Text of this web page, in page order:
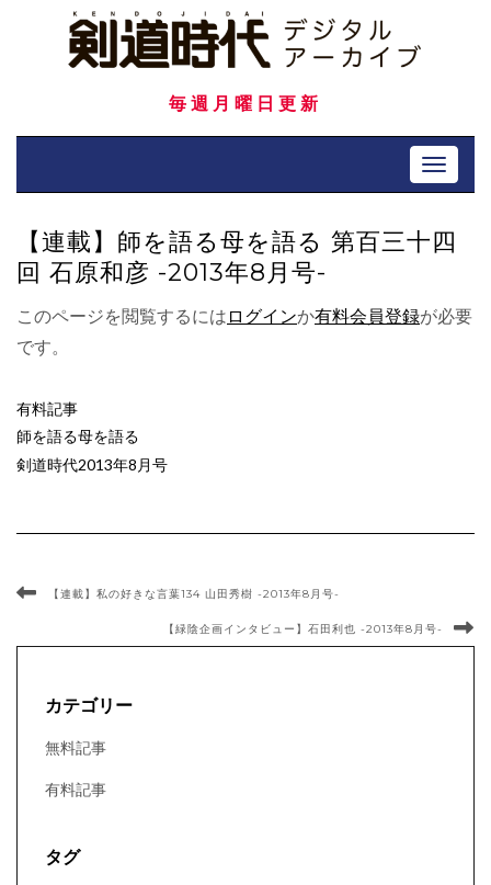
毎週月曜日更新
Toggle
【連載】師を語る母を語る 第百三十四
回 石原和彦 -2013年8月号-
このページを閲覧するには ログインか有料会員登録が必要
です。
有料記事
師を語る母を語る
剣道時代2013年8月号
【連載】私の好きな言葉134 山田秀樹 -2013年8月号-
【緑陰企画インタビュー】石田利也 -2013年8月号-
カテゴリー
無料記事
有料記事
タグ